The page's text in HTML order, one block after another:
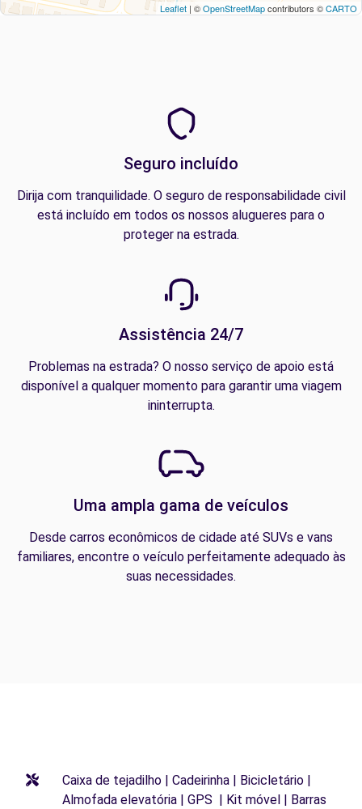
Leaflet | ©OpenStreetMapcontributors ©CARTO
Seguro incluído
Dirija com tranquilidade. O seguro de responsabilidade civil
está incluído em todos os nossos alugueres para o
proteger na estrada.
Assistência 24/7
Problemas na estrada? O nosso serviço de apoio está
disponível a qualquer momento para garantir uma viagem
ininterrupta.
Uma ampla gama de veículos
Desde carros econômicos de cidade até SUVs e vans
familiares, encontre o veículo perfeitamente adequado às
suas necessidades.
Caixa de tejadilho | Cadeirinha | Bicicletário |
Almofada elevatória | GPS | Kit móvel | Barras